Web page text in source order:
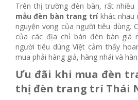
Trên thị trường đèn bàn, rất nhiều
mẫu đèn bàn trang tríkhác nhau
nguyện vọng của người tiêu dùng.
của các địa chỉ bán đèn bàn giá
người tiêu dùng Việt cảm thấy
mua phải hàng giả, hàng nhái và
Ưu đãi khi mua đèn
thị đèn trang trí Thái